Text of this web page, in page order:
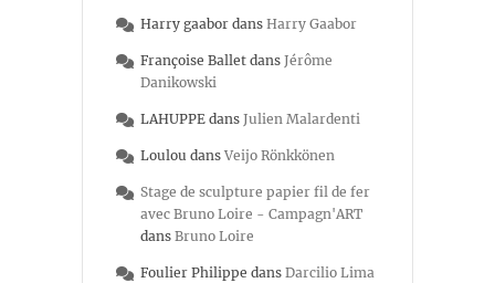
Harry gaabor dans Harry Gaabor
Françoise Ballet dans Jérôme
Danikowski
LAHUPPE dans Julien Malardenti
Loulou dans Veijo Rönkkönen
Stage de sculpture papier fil de fer
avec Bruno Loire - Campagn'ART
dans Bruno Loire
Foulier Philippe dans Darcilio Lima